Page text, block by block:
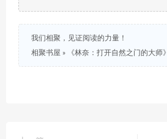
我们相聚，见证阅读的力量！
相聚书屋 » 《林奈：打开自然之门的大师》